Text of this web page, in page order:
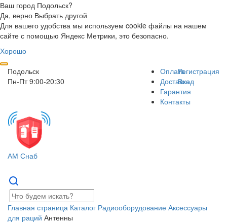
Ваш город Подольск?
Да, верно Выбрать другой
Для вашего удобства мы используем cookie файлы на нашем
сайте с помощью Яндекс Метрики, это безопасно.
Хорошо
Подольск
Пн-Пт 9:00-20:30
Оплата
Доставка
Гарантия
Контакты
Регистрация
Вход
АМ Снаб
Главная страница Каталог Радиооборудование Аксессуары
для раций Антенны